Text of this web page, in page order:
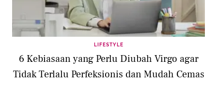
LIFESTYLE
6 Kebiasaan yang Perlu Diubah Virgo agar
Tidak Terlalu Perfeksionis dan Mudah Cemas